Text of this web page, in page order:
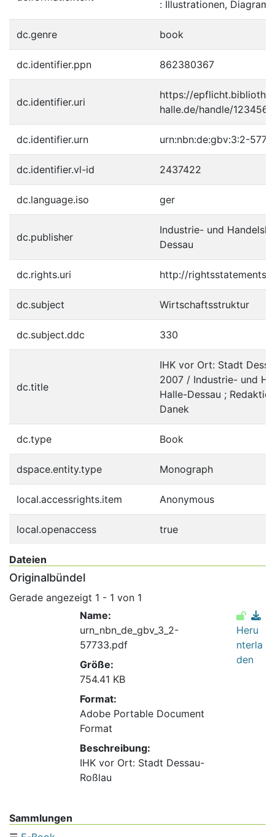
: Illustrationen,
dc.genre book
dc.identifier.ppn 862380367
dc.identifier.uri
https://
halle.de/handle/
dc.identifier.urn urn:nbn:de:gbv:3:2-
dc.identifier.vl-id 2437422
dc.language.iso ger
dc.publisher
Industrie- und
Dessau
dc.rights.uri http://
dc.subject Wirtschaftsstruktur
dc.subject.ddc 330
dc.title
IHK vor Ort: Stadt
2007 / Industrie- und
Halle-Dessau ;
Danek
dc.type Book
dspace.entity.type Monograph
local.accessrights.item Anonymous
local.openaccess true
Dateien
Originalbündel
Gerade angezeigt 1 - 1 von 1
Name:
urn_nbn_de_gbv_3_2-
57733.pdf
Größe:
754.41 KB
Format:
Adobe Portable Document
Format
Beschreibung:
IHK vor Ort: Stadt Dessau-
Roßlau
Heru
nterla
den
Sammlungen